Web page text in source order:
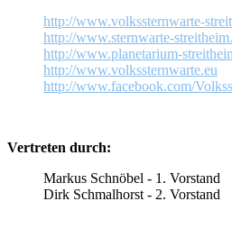
http://www.volkssternwarte-
http://www.sternwarte-
http://www.planetarium-
http://www.volkssternwarte.eu
http://www.facebook.com/
Vertreten durch:
Markus Schnöbel - 1. Vorstand
Dirk Schmalhorst - 2. Vorstand